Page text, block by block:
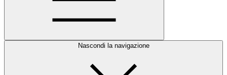
Nascondi la navigazione